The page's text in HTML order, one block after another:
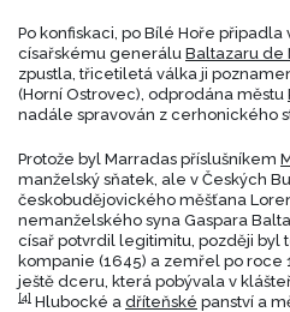
Po konfiskaci, po Bílé Hoře připadla
císařskému generálu Baltazaru de
zpustla, třicetiletá válka ji
(Horní Ostrovec), odprodána městu
nadále spravován z cerhonického
Protože byl Marradas příslušníkem
manželský sňatek, ale v Českých
českobudějovického měšťana
nemanželského syna Gaspara
císař potvrdil legitimitu, později
kompanie (1645) a zemřel po roce
ještě dceru, která pobývala v
[4] Hlubocké a dříteňské panství a